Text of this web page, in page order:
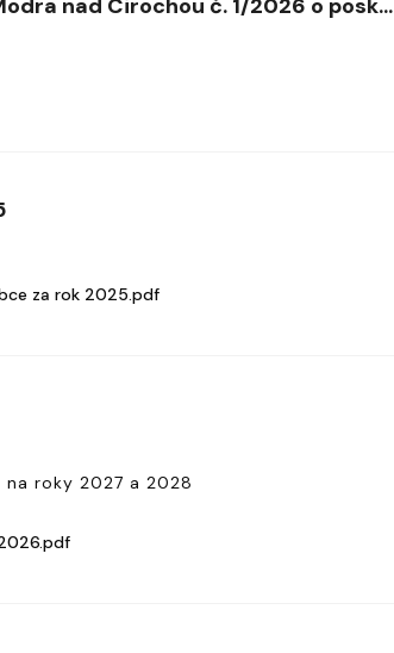
nad Cirochou č. 1/2026 o posk...
za rok 2025.pdf
roky 2027 a 2028